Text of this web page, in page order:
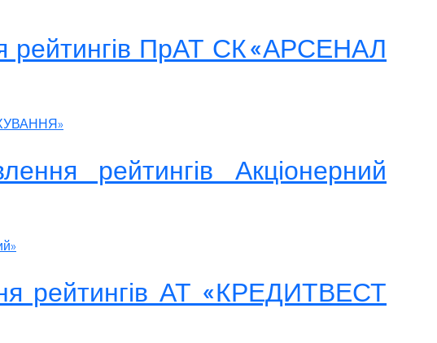
рейтингів ПрАТ СК «АРСЕНАЛ
рейтингів Акціонерний
рейтингів АТ «КРЕДИТВЕСТ